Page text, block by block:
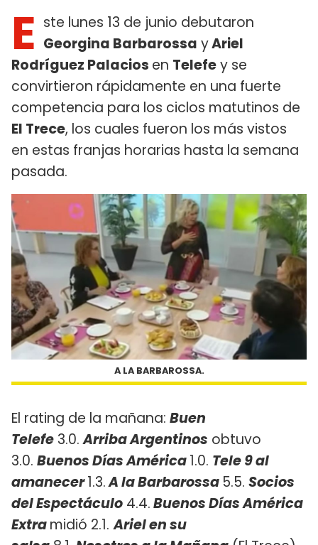
E ste lunes 13 de junio debutaron
Georgina Barbarossa yAriel
Rodríguez Palacios en Telefey se
convirtieron rápidamente en una fuerte
competencia para los ciclos matutinos de
El Trece, los cuales fueron los más vistos
en estas franjas horarias hasta la semana
pasada.
A LA BARBAROSSA.
El rating de la mañana: Buen
Telefe 3.0.Arriba Argentinos obtuvo
3.0. Buenos Días América1.0. Tele 9 al
amanecer1.3.A la Barbarossa5.5. Socios
del Espectáculo 4.4.Buenos Días América
Extramidió 2.1. Ariel en su